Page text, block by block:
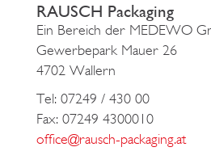
RAUSCH Packaging
Ein Bereich der MEDEWO
Gewerbepark Mauer 26
4702 Wallern
Tel: 07249 / 430 00
Fax: 07249 4300010
office@rausch-packaging.at